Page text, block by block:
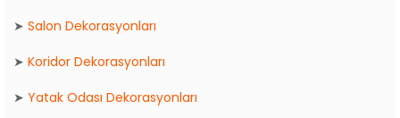
➤ Salon Dekorasyonları
➤ Koridor Dekorasyonları
➤ Yatak Odası Dekorasyonları